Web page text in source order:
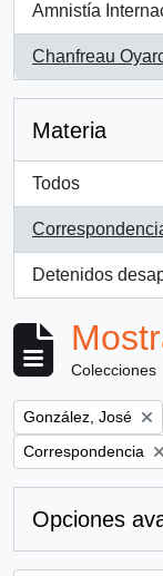
Amnistía
, 1 resultados
Chanfreau
, 1 resultados
Materia
Todos
, 1 resultados
Detenidos
, 1 resultados
Colecciones
Remove filter:
González, José
Remove filter:
Correspondencia
Opciones